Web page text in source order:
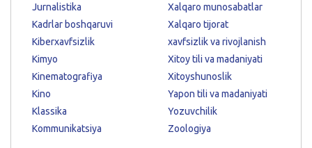
Jurnalistika
Kadrlar boshqaruvi
Kiberxavfsizlik
Kimyo
Kinematografiya
Kino
Klassika
Kommunikatsiya
Xalqaro munosabatlar
Xalqaro tijorat
xavfsizlik va rivojlanish
Xitoy tili va madaniyati
Xitoyshunoslik
Yapon tili va madaniyati
Yozuvchilik
Zoologiya